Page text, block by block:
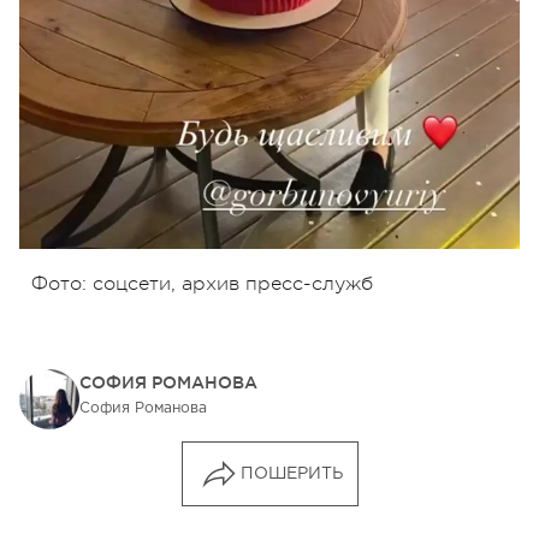
Фото: соцсети, архив пресс-служб
СОФИЯ РОМАНОВА
София Романова
ПОШЕРИТЬ